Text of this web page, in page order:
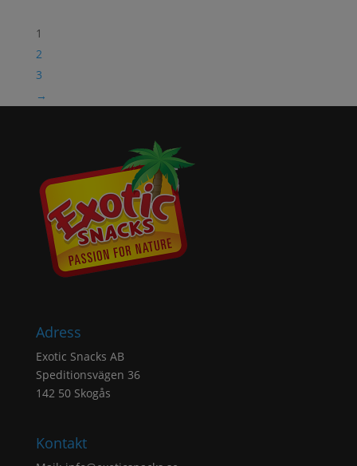
1
2
3
→
Adress
Exotic Snacks AB
Speditionsvägen 36
142 50 Skogås
Kontakt